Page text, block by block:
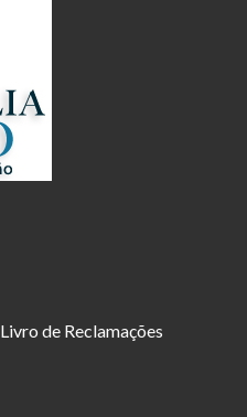
Livro de Reclamações